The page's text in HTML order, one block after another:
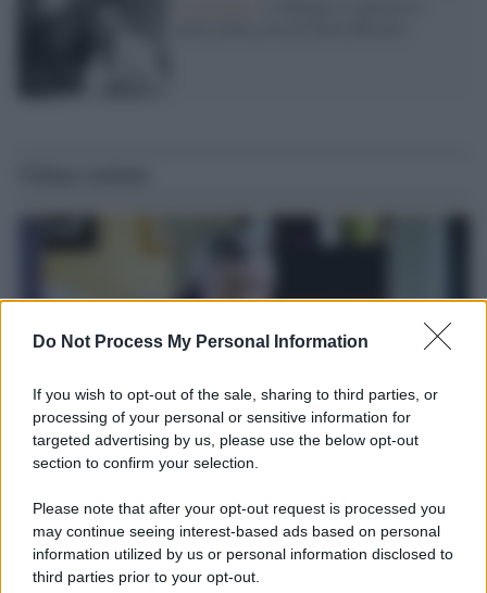
Do Not Process My Personal Information
If you wish to opt-out of the sale, sharing to third parties, or
processing of your personal or sensitive information for
targeted advertising by us, please use the below opt-out
section to confirm your selection.
Please note that after your opt-out request is processed you
may continue seeing interest-based ads based on personal
information utilized by us or personal information disclosed to
third parties prior to your opt-out.
Il ricordo /Le radici di Francesco
Una domenica di settembre con Guccini nella sua casa a Pàvana,
tra ricordi del premio Tenco, la gara di disegni con Andrea
Pazienza sulle tovaglie di carta, il rapporto con i fan che